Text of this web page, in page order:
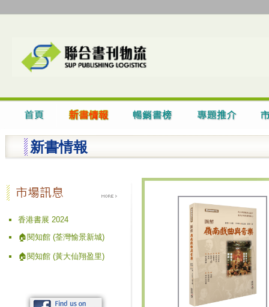
新書情報
香港書展 2024
🏠閱知館 (荃灣愉景新城)
🏠閱知館 (黃大仙翔盈里)